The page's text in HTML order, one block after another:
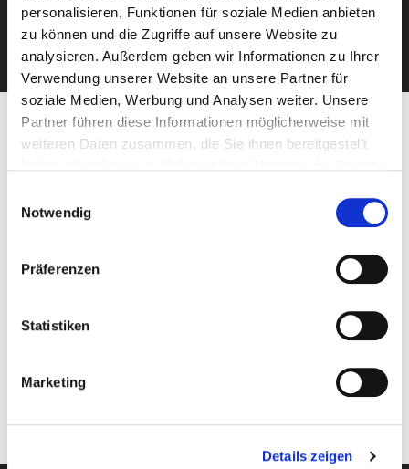
personalisieren, Funktionen für soziale Medien anbieten
zu können und die Zugriffe auf unsere Website zu
analysieren. Außerdem geben wir Informationen zu Ihrer
Verwendung unserer Website an unsere Partner für
soziale Medien, Werbung und Analysen weiter. Unsere
Partner führen diese Informationen möglicherweise mit
weiteren Daten zusammen, die Sie ihnen bereitgestellt
Notwendig
Präferenzen
Statistiken
Marketing
Details zeigen
KOSTENLOSE BERATUNG
Ihre Ansprechpartner